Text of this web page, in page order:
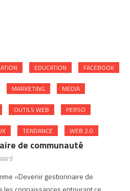
EDUCATION FACEBOOK
MARKETING MEDIA
OUTILS WEB PERSO
TENDANCE WEB 2.0
de communauté
«Devenir gestionnaire de